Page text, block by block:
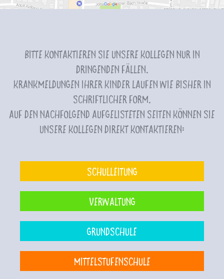
Bitte kontaktieren Sie unsere Kollegen nur in
dringenden Fällen.
Krankmeldungen Ihrer Kinder laufen wie bisher in
schriftlicher Form.
Auf den nachfolgend aufgelisteten Seiten können Sie
unsere Kollegen direkt kontaktieren:
Schulleitung
Verwaltung
Grundschule
Mittelstufenschule